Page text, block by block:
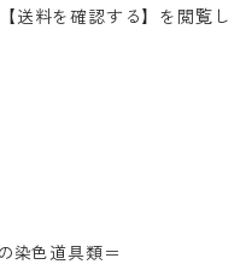
送料を確認する】を閲覧し
染色道具類＝